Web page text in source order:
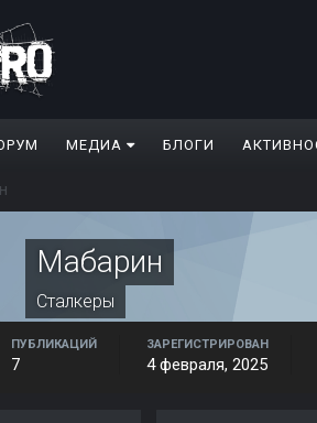
МЕДИА БЛОГИ
Мабарин
Сталкеры
ПУБЛИКАЦИЙ
7
ЗАРЕГИСТРИРОВАН
4 февраля, 2025